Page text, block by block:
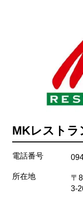
MKレストラ
電話番号
所在地
〒
3-